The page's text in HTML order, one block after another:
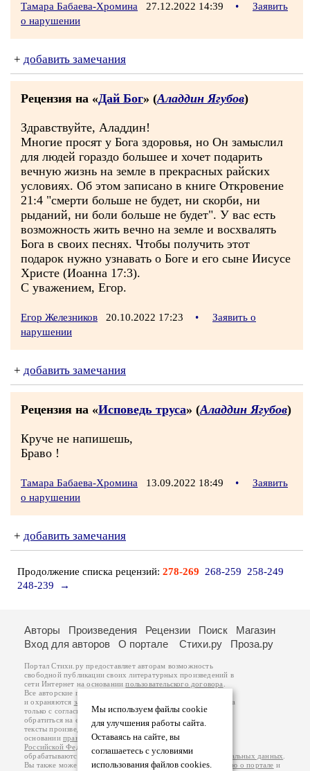
Тамара Бабаева-Хромина 27.12.2022 14:39 •
Заявить
о нарушении
+ добавить замечания
Рецензия на «Дай Бог» (Аладдин Ягубов)
Здравствуйте, Аладдин!
Многие просят у Бога здоровья, но Он замыслил
для людей гораздо большее и хочет подарить
вечную жизнь на земле в прекрасных райских
условиях. Об этом записано в книге Откровение
21:4 "смерти больше не будет, ни скорби, ни
рыданий, ни боли больше не будет". У вас есть
возможность жить вечно на земле и восхвалять
Бога в своих песнях. Чтобы получить этот
подарок нужно узнавать о Боге и его сыне Иисусе
Христе (Иоанна 17:3).
С уважением, Егор.
Егор Железников 20.10.2022 17:23 •
Заявить о
нарушении
+ добавить замечания
Рецензия на «Исповедь труса» (Аладдин Ягубов)
Круче не напишешь,
Браво !
Тамара Бабаева-Хромина 13.09.2022 18:49 •
Заявить
о нарушении
+ добавить замечания
Продолжение списка рецензий: 278-269 268-259
258-249
248-239
→
Мы используем файлы cookie
для улучшения работы сайта.
Оставаясь на сайте, вы
соглашаетесь с условиями
использования файлов cookies.
Авторы Произведения Рецензии Поиск
Магазин
Вход для авторов
О портале Стихи.ру Проза.ру
Портал Стихи.ру предоставляет авторам возможность
свободной публикации своих литературных произведений в
сети Интернет на основаниипользовательского договора
Все авторские права на произведения принадлежат авторам
и охраняются законом
. Перепечатка произведений возможна
только с согласия его автора, к которому вы можете
обратиться на его авторской странице. Ответственность за
тексты произведений авторы несут самостоятельно на
основанииправил публикацииизаконодательства
Российской Федерации
обрабатываются на основанииПолитики обработки персональных данных
Вы также можете посмотреть более подробнуюинформацию о портале и